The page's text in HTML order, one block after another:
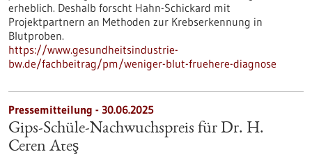
erheblich. Deshalb forscht Hahn-Schickard mit
Projektpartnern an Methoden zur Krebserkennung in
Blutproben.
https://www.gesundheitsindustrie-
bw.de/fachbeitrag/pm/weniger-blut-fruehere-diagnose
Pressemitteilung - 30.06.2025
Gips-Schüle-Nachwuchspreis für Dr. H.
Ceren Ateş